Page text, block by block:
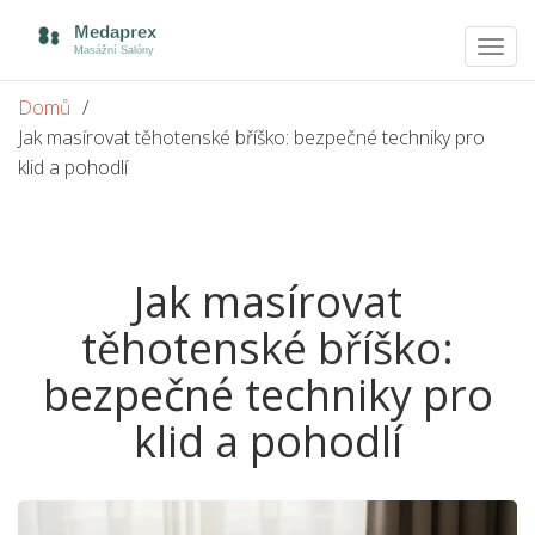
Domů
Jak masírovat těhotenské bříško: bezpečné techniky pro
klid a pohodlí
Jak masírovat
těhotenské bříško:
bezpečné techniky pro
klid a pohodlí